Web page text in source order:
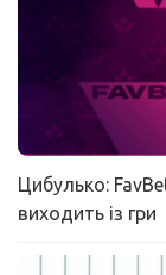
Цибулько:
виходить із гри